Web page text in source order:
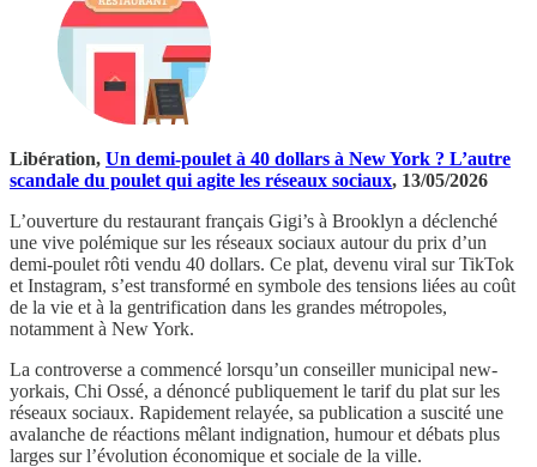
Libération, Un demi-poulet à 40 dollars à New York ? L’autre
scandale du poulet qui agite les réseaux sociaux, 13/05/2026
L’ouverture du restaurant français Gigi’s à Brooklyn a déclenché
une vive polémique sur les réseaux sociaux autour du prix d’un
demi-poulet rôti vendu 40 dollars. Ce plat, devenu viral sur TikTok
et Instagram, s’est transformé en symbole des tensions liées au coût
de la vie et à la gentrification dans les grandes métropoles,
notamment à New York.
La controverse a commencé lorsqu’un conseiller municipal new-
yorkais, Chi Ossé, a dénoncé publiquement le tarif du plat sur les
réseaux sociaux. Rapidement relayée, sa publication a suscité une
avalanche de réactions mêlant indignation, humour et débats plus
larges sur l’évolution économique et sociale de la ville.